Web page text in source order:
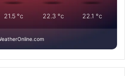
21.5 °c 22.3 °c 22.1 °c